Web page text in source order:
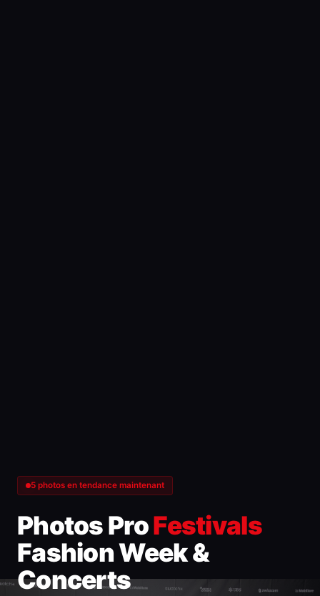
5 photos en tendance maintenant
Photos ProFestivals
Fashion Week &
Concerts